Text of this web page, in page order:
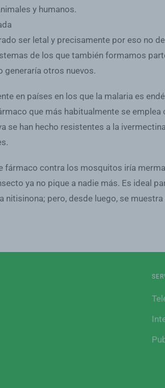
y humanos.
ser letal y precisamente por eso no
de los que también formamos
generaría otros nuevos.
en países en los que la malaria es
que más habitualmente se
se han hecho resistentes a la
fármaco contra los mosquitos iría
ya no pique a nadie más. Es ideal
pero, desde luego, se